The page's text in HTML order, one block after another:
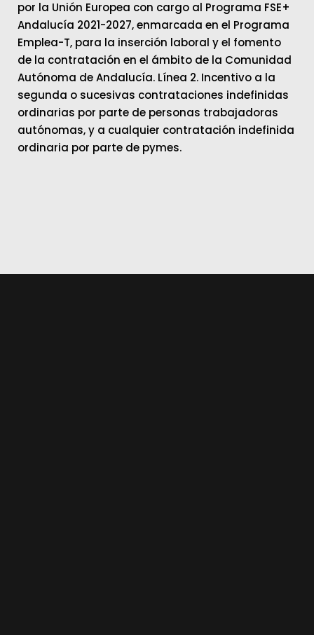
por la Unión Europea con cargo al Programa FSE+
Andalucía 2021-2027, enmarcada en el Programa
Emplea-T, para la inserción laboral y el fomento
de la contratación en el ámbito de la Comunidad
Autónoma de Andalucía. Línea 2. Incentivo a la
segunda o sucesivas contrataciones indefinidas
ordinarias por parte de personas trabajadoras
autónomas, y a cualquier contratación indefinida
ordinaria por parte de pymes.